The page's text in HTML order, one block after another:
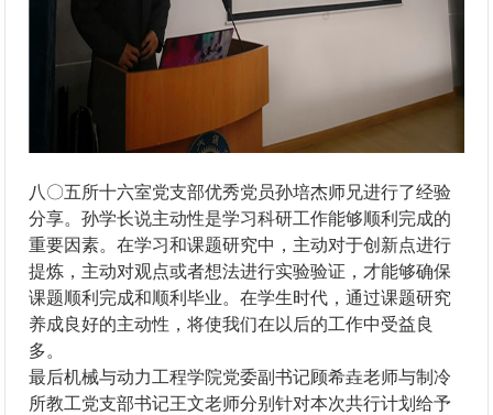
八〇五所十六室党支部优秀党员孙培杰师兄进行了经验
分享。孙学长说主动性是学习科研工作能够顺利完成的
重要因素。在学习和课题研究中，主动对于创新点进行
提炼，主动对观点或者想法进行实验验证，才能够确保
课题顺利完成和顺利毕业。在学生时代，通过课题研究
养成良好的主动性，将使我们在以后的工作中受益良
多。
最后机械与动力工程学院党委副书记顾希垚老师与制冷
所教工党支部书记王文老师分别针对本次共行计划给予